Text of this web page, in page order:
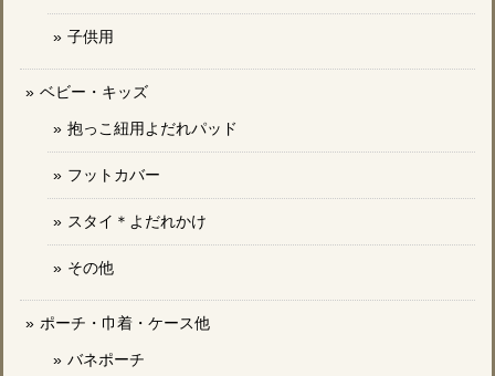
子供用
ベビー・キッズ
抱っこ紐用よだれパッド
フットカバー
スタイ＊よだれかけ
その他
ポーチ・巾着・ケース他
バネポーチ